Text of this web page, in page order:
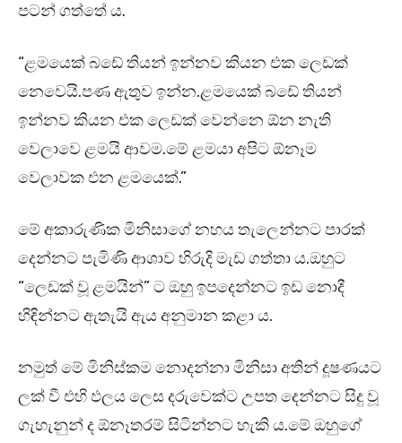
පටන් ගත්තේ ය.
“ළමයෙක් බඩේ තියන් ඉන්නව කියන එක ලෙඩක්
නෙවෙයි.පණ ඇතුව ඉන්න.ළමයෙක් බඩේ තියන්
ඉන්නව කියන එක ලෙඩක් වෙන්නෙ ඕන නැති
වෙලාවෙ ළමයි ආවම.මේ ළමයා අපිට ඕනෑම
වෙලාවක එන ළමයෙක්.”
මේ අකාරුණික මිනිසාගේ නහය තැලෙන්නට පාරක්
දෙන්නට පැමිණි ආශාව හිරුදි මැඩ ගත්තා ය.ඔහුට
“ලෙඩක් වූ ළමයින්” ට ඔහු ඉපදෙන්නට ඉඩ නොදී
හිඳින්නට ඇතැයි ඇය අනුමාන කළා ය.
නමුත් මේ මිනිස්කම නොදන්නා මිනිසා අතින් දූෂණයට
ලක් වී එහි ඵලය ලෙස දරුවෙක්ට උපත දෙන්නට සිදු වූ
ගැහැනුන් ද ඕනෑතරම් සිටින්නට හැකි ය.මේ ඔහුගේ